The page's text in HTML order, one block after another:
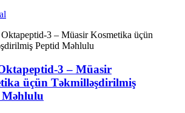
3 – Müasir
üçün Təkmilləşdirilmiş